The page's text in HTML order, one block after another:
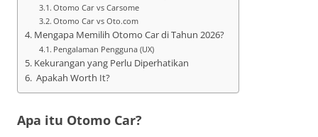
Otomo Car vs Carsome
Otomo Car vs Oto.com
Mengapa Memilih Otomo Car di Tahun 2026?
Pengalaman Pengguna (UX)
Kekurangan yang Perlu Diperhatikan
Apakah Worth It?
Apa itu Otomo Car?